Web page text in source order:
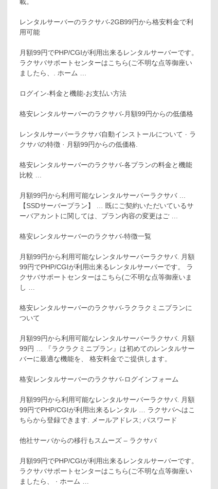
レンタルサーバーのラクサバ-2GB99円から格安料金で利
用可能
月額99円でPHP/CGIが利用出来るレンタルサーバーです。
ラクサバサポートセンターはこちら(ご不明な点等御座い
ましたら、. ホーム …
ログイン-料金と機能-お支払い方法
格安レンタルサーバーのラクサバ-月額99円からの低価格
レンタルサーバーラクサバ自動インストールについて · ラ
クサバの特徴 · 月額99円からの低価格.
格安レンタルサーバーのラクサバ-各プランの料金と機能
比較 …
月額99円から利用可能なレンタルサーバーラクサバ …
【SSDサーバープラン】 … 既にご契約いただいているサ
ーバアカントに関しては、プラン内容の変更はご …
格安レンタルサーバーのラクサバ-特徴一覧
月額99円から利用可能なレンタルサーバーラクサバ. 月額
99円でPHP/CGIが利用出来るレンタルサーバーです。 ラ
クサバサポートセンターはこちら(ご不明な点等御座いま
し …
格安レンタルサーバーのラクサバ-ラクラクミニプランに
ついて
月額99円から利用可能なレンタルサーバーラクサバ. 月額
99円 … 『ラクラクミニプラン』は初めてのレンタルサー
バーに最適な機能を、 格安料金でご提供します。
格安レンタルサーバーのラクサバ-ログインフォーム
月額99円から利用可能なレンタルサーバーラクサバ. 月額
99円でPHP/CGIが利用出来るレンタル … ラクサバへはこ
ちらから登録できます. メールアドレス; パスワード
他社サーバからの移行もスムーズ – ラクサバ
月額99円でPHP/CGIが利用出来るレンタルサーバーです。
ラクサバサポートセンターはこちら(ご不明な点等御座い
ましたら、 · ホーム …